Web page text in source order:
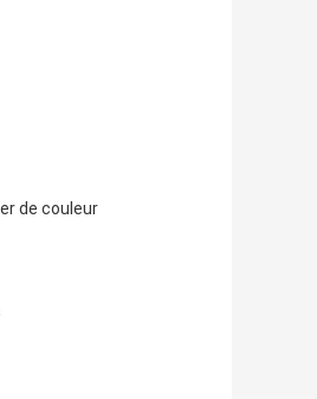
de couleur